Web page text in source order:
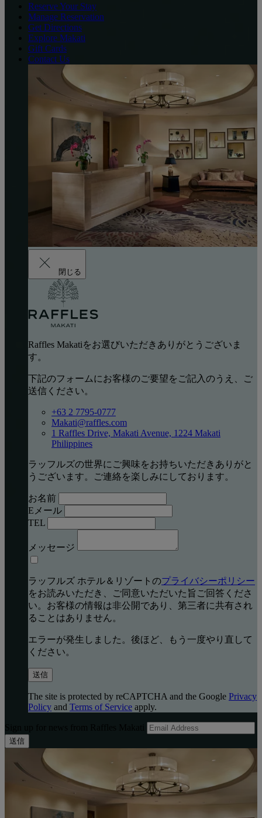
Reserve Your Stay
Manage Reservation
Get Directions
Explore Makati
Gift Cards
Contact Us
閉じる
Raffles Makatiをお選びいただきありがとうございま
す。
下記のフォームにお客様のご要望をご記入のうえ、ご
送信ください。
+63 2 7795-0777
Makati@raffles.com
1 Raffles Drive, Makati Avenue, 1224 Makati
Philippines
ラッフルズの世界にご興味をお持ちいただきありがと
うございます。ご連絡を楽しみにしております。
お名前
Eメール
TEL
メッセージ
ラッフルズ ホテル＆リゾートのプライバシーポリシー
をお読みいただき、ご同意いただいた旨ご回答くださ
い。お客様の情報は非公開であり、第三者に共有され
ることはありません。
エラーが発生しました。後ほど、もう一度やり直して
ください。
送信
The site is protected by reCAPTCHA and the Google Privacy
Policy and Terms of Service apply.
送信